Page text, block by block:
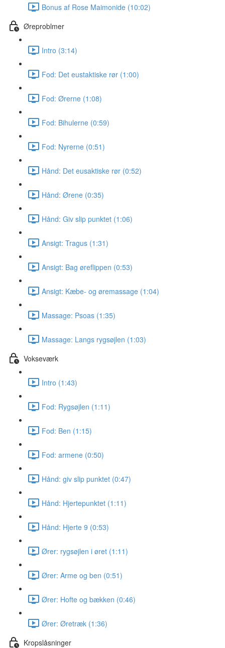
Bonus af Rose Maimonide (10:02)
Øreproblmer
Intro (3:14)
Fod: Det eustaktiske rør (1:00)
Fod: Ørerne (1:08)
Fod: Bihulerne (0:59)
Fod: Nyrerne (0:51)
Hånd: Det eusaktiske rør (0:52)
Hånd: Ørene (0:35)
Hånd: Giv slip punktet (1:06)
Ansigt: Tragus (1:31)
Ansigt: Bag øreflippen (0:53)
Ansigt: Kæbe- og øremassage (1:04)
Massage: Psoas (1:35)
Massage: Langs rygsøjlen (1:03)
Vokseværk
Intro (1:43)
Fod: Rygsøjlen (1:11)
Fod: Ben (1:15)
Fod: armene (0:50)
Hånd: giv slip punktet (0:47)
Hånd: Hjertepunktet (1:11)
Hånd: Hjerte 9 (0:53)
Ører: rygsøjlen i øret (1:11)
Ører: Arme og ben (0:51)
Ører: Hofte og bækken (0:46)
Ører: Øretræk (1:36)
Kropslåsninger